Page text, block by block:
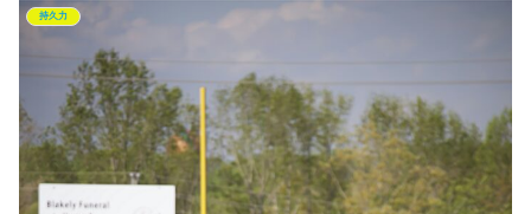
持久力